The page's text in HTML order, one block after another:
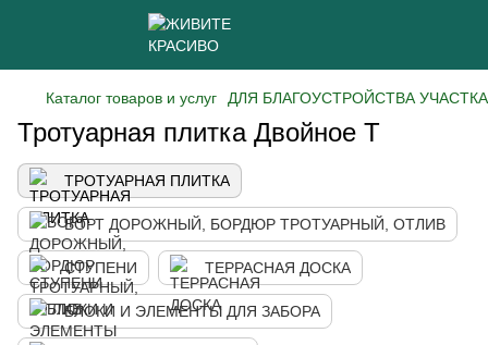
Каталог товаров и услуг ДЛЯ БЛАГОУСТРОЙСТВА УЧАСТКА
Тротуарная плитка Двойное Т
ТРОТУАРНАЯ ПЛИТКА
БОРТ ДОРОЖНЫЙ, БОРДЮР ТРОТУАРНЫЙ, ОТЛИВ
СТУПЕНИ ТЕРРАСНАЯ ДОСКА
БЛОКИ И ЭЛЕМЕНТЫ ДЛЯ ЗАБОРА